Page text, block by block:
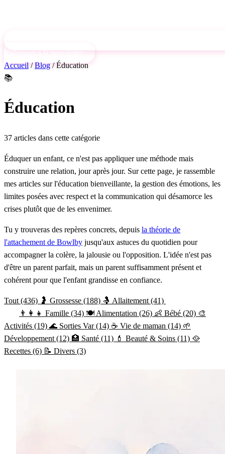
S'abonner à la newsletter
Accueil / Blog / Éducation
📚
Éducation
37 articles dans cette catégorie
Éduquer un enfant, ce n'est pas appliquer une méthode mais
construire une relation, jour après jour. Sur cette page, je rassemble
mes articles sur l'éducation bienveillante, la gestion des émotions, les
limites posées avec respect et la communication qui désamorce les
crises plutôt que de les envenimer.
Tu y trouveras des repères concrets, depuis la théorie de
l'attachement de Bowlby jusqu'aux astuces du quotidien pour
accompagner la colère, la jalousie ou l'opposition. L'idée n'est pas
d'être un parent parfait, mais un parent suffisamment présent et
cohérent pour que l'enfant grandisse en confiance.
Tout (436) 🤰 Grossesse (188) 🤱 Allaitement (41)
👨‍👩‍👧 Famille (34) 🍽️ Alimentation (26) 👶 Bébé (20) 🎨
Activités (19) 🌊 Sorties Var (14) ☕ Vie de maman (14) 🌱
Développement (12) 🏥 Santé (11) 💄 Beauté & Soins (11) 🥘
Recettes (6) 📝 Divers (3)